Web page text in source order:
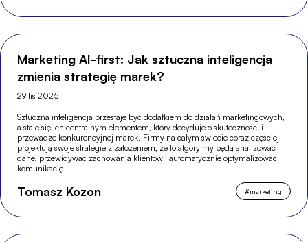
Marketing AI-first: Jak sztuczna inteligencja
zmienia strategię marek?
29 lis 2025
Sztuczna inteligencja przestaje być dodatkiem do działań marketingowych,
a staje się ich centralnym elementem, który decyduje o skuteczności i
przewadze konkurencyjnej marek. Firmy na całym świecie coraz częściej
projektują swoje strategie z założeniem, że to algorytmy będą analizować
dane, przewidywać zachowania klientów i automatycznie optymalizować
komunikację.
Tomasz Kozon #marketing